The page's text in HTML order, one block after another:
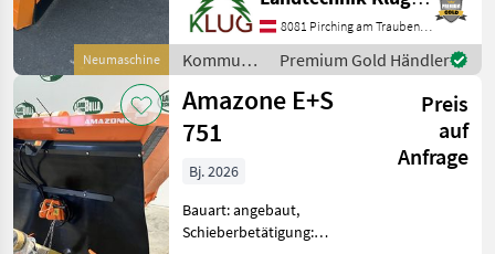
Neumaschine
hydraulisch, Rührwelle,
Lichtanlage, Abdeckplane,
Streubegrenzung
LAGERMASCHINE! Lesnik PR
18 Teller Selbstla
8081 Pirching am Traubenberg
Kommunalgeräte
/ Lesnik
Premium Gold Händler
Amazone E+S
751
Preis
auf
Anfrage
Bj. 2026
Bauart: angebaut,
Schieberbetätigung: